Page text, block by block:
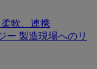
軟、連携
ー 製造現場へのリ